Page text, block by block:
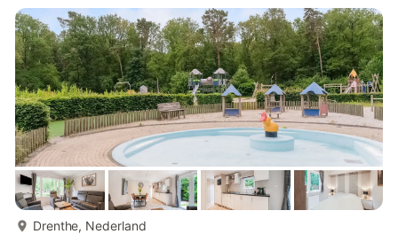
stapelbed. Of u nu een informele maaltijd bereidt of geniet van
een luie ochtend op het terras, dit chalet combineert comfort
met de charme van de n...
Drenthe, Nederland